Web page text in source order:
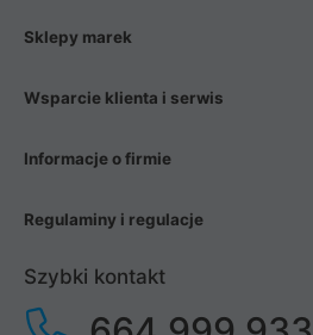
Sklepy marek
Wsparcie klienta i serwis
Informacje o firmie
Regulaminy i regulacje
Szybki kontakt